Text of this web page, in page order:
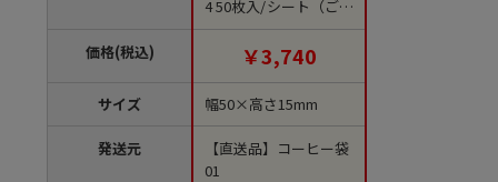
価格(税込)
サイズ
発送元
4 50枚入/シート（ご注
文単位1シート）【直
送品】￥3,740
幅50×高さ15mm
【直送品】コーヒー袋
01